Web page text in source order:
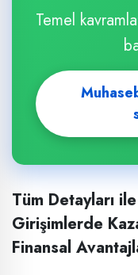
Temel
Tüm Detayları
Girişimlerde
Finansal